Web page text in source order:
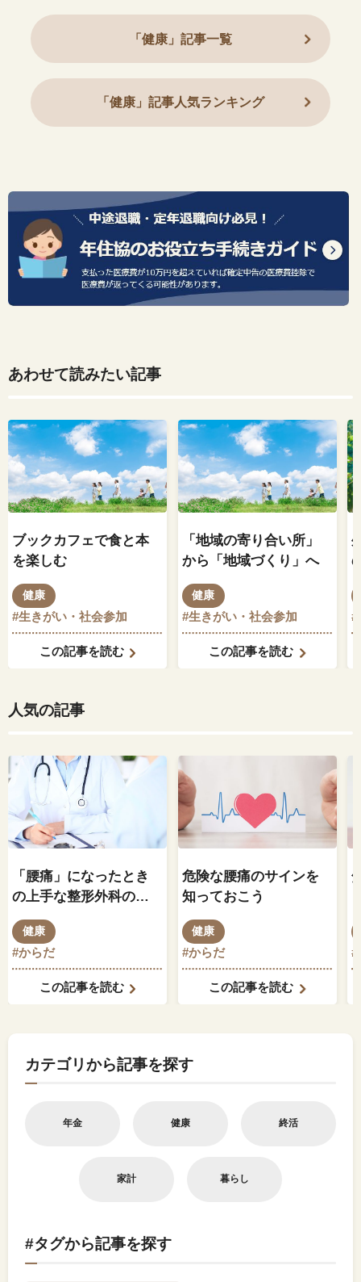
「健康」記事一覧
「健康」記事人気ランキング
あわせて読みたい記事
ブックカフェで食と本
を楽しむ
健康
#生きがい・社会参加
この記事を読む
「地域の寄り合い所」
から「地域づくり」へ
健康
#生きがい・社会参加
この記事を読む
#
人気の記事
「腰痛」になったとき
の上手な整形外科のか
かり方
健康
#からだ
この記事を読む
危険な腰痛のサインを
知っておこう
健康
#からだ
この記事を読む
#
カテゴリから記事を探す
年金 健康 終活
家計 暮らし
#タグから記事を探す